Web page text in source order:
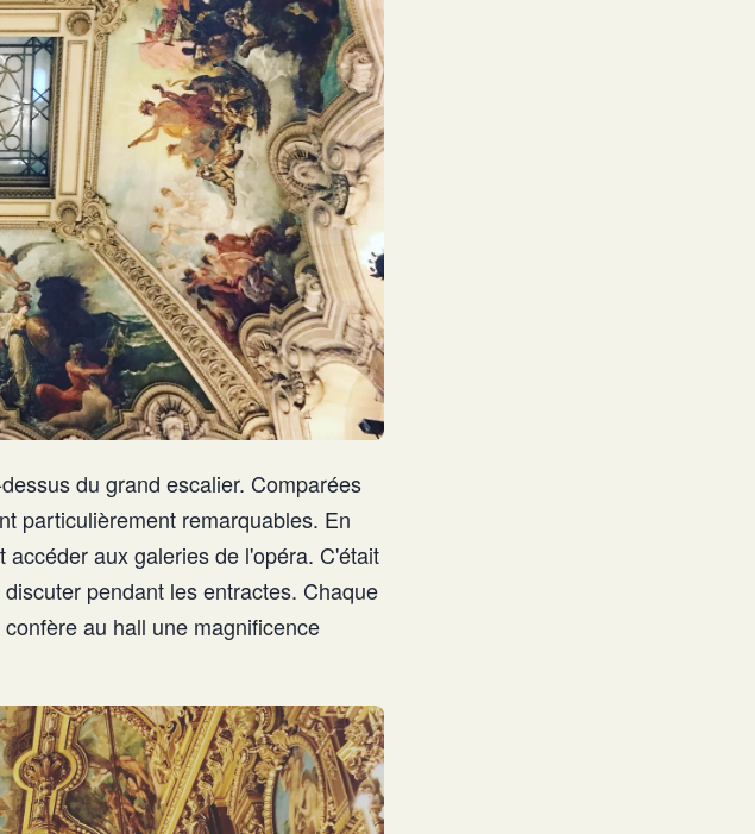
du grand escalier. Comparées
particulièrement remarquables. En
aux galeries de l'opéra. C'était
pendant les entractes. Chaque
au hall une magnificence